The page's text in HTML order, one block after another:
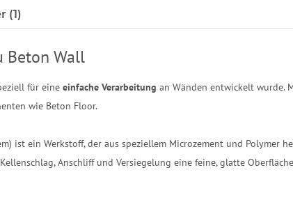
(1)
Beton Wall
für eine einfache Verarbeitung an Wänden entwickelt wurde.
wie Beton Floor.
ist ein Werkstoff, der aus speziellem Microzement und Polymer
Anschliff und Versiegelung eine feine, glatte